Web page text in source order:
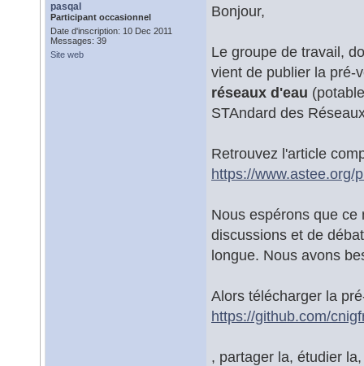
pasqal
Participant occasionnel
Date d'inscription: 10 Dec 2011
Messages: 39
Site web
Bonjour,
Le groupe de travail,
vient de publier la pré-
réseaux d'eau
STAndard des
Retrouvez l'article
https://
Nous espérons que
discussions et de
longue. Nous avons
Alors télécharger la
https://github.com/
, partager la, étudier